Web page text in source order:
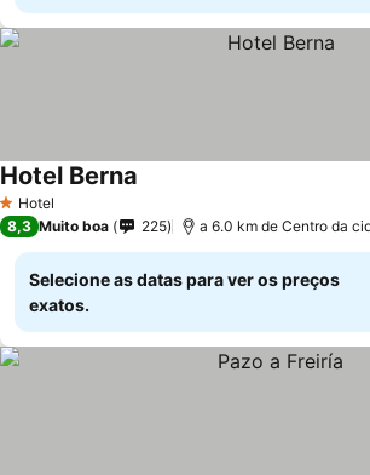
1 Estrelas
Hotel
Hotel Berna
8,3 Muito boa 225 a 6.0 km de Centro da
Selecione as datas para ver os preços
exatos.